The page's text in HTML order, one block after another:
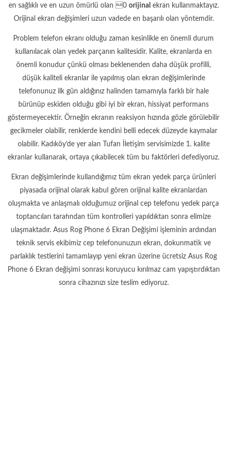
en sağlıklı ve en uzun ömürlü olan 0 orijinal ekran kullanmaktayız.
Orijinal ekran değişimleri uzun vadede en başarılı olan yöntemdir.
Problem telefon ekranı olduğu zaman kesinlikle en önemli durum
kullanılacak olan yedek parçanın kalitesidir. Kalite, ekranlarda en
önemli konudur çünkü olması beklenenden daha düşük profilli,
düşük kaliteli ekranlar ile yapılmış olan ekran değişimlerinde
telefonunuz ilk gün aldığınız halinden tamamıyla farklı bir hale
bürünüp eskiden olduğu gibi iyi bir ekran, hissiyat performans
göstermeyecektir. Örneğin ekranın reaksiyon hızında gözle görülebilir
gecikmeler olabilir, renklerde kendini belli edecek düzeyde kaymalar
olabilir. Kadıköy’de yer alan Tufan İletişim servisimizde 1. kalite
ekranlar kullanarak, ortaya çıkabilecek tüm bu faktörleri defediyoruz.
Ekran değişimlerinde kullandığımız tüm ekran yedek parça ürünleri
piyasada orijinal olarak kabul gören orijinal kalite ekranlardan
oluşmakta ve anlaşmalı olduğumuz orijinal cep telefonu yedek parça
toptancıları tarafından tüm kontrolleri yapıldıktan sonra elimize
ulaşmaktadır. Asus Rog Phone 6 Ekran Değişimi işleminin ardından
teknik servis ekibimiz cep telefonunuzun ekran, dokunmatik ve
parlaklık testlerini tamamlayıp yeni ekran üzerine ücretsiz Asus Rog
Phone 6 Ekran değişimi sonrası koruyucu kırılmaz cam yapıştırdıktan
sonra cihazınızı size teslim ediyoruz.